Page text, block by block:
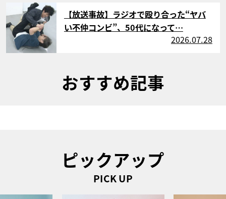
【放送事故】ラジオで殴り合った“ヤバ
い不仲コンビ”、50代になって…
2026.07.28
おすすめ記事
ピックアップ
PICK UP